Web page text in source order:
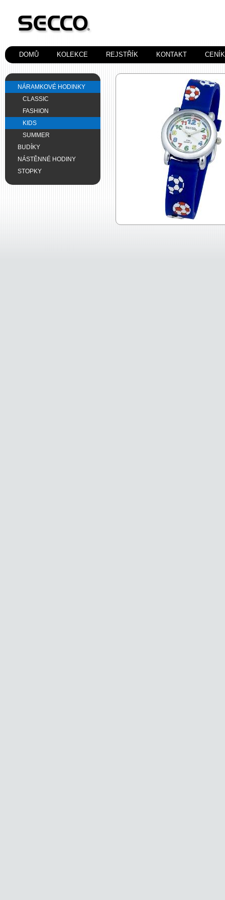
DOMŮ KOLEKCE REJSTŘÍK KONTAKT
NÁRAMKOVÉ HODINKY
CLASSIC
FASHION
KIDS
SUMMER
BUDÍKY
NÁSTĚNNÉ HODINY
STOPKY